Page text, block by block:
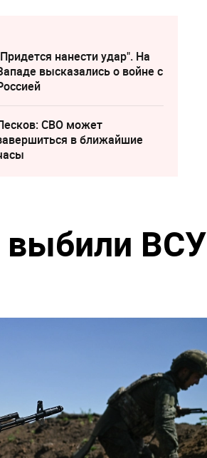
нанести удар". На
высказались о войне с
СВО может
в ближайшие
ВСУ